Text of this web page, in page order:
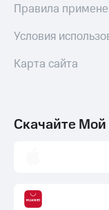
Правила
Условия
Карта сайта
Скачайте